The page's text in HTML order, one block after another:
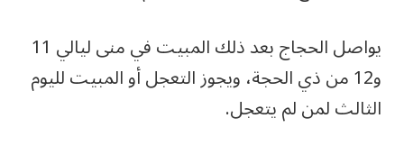
يواصل الحجاج بعد ذلك المبيت في منى ليالي 11
و12 من ذي الحجة، ويجوز التعجل أو المبيت لليوم
الثالث لمن لم يتعجل.